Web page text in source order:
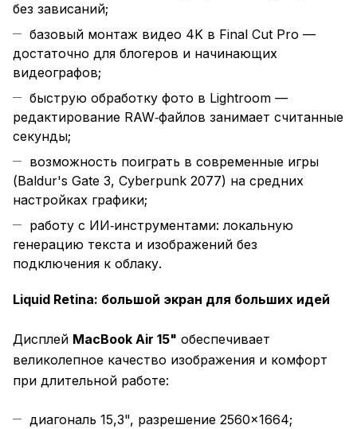
без зависаний;
базовый монтаж видео 4K в Final Cut Pro —
достаточно для блогеров и начинающих
видеографов;
быструю обработку фото в Lightroom —
редактирование RAW‑файлов занимает считанные
секунды;
возможность поиграть в современные игры
(Baldur's Gate 3, Cyberpunk 2077) на средних
настройках графики;
работу с ИИ‑инструментами: локальную
генерацию текста и изображений без
подключения к облаку.
Liquid Retina: большой экран для больших идей
Дисплей MacBook Air 15" обеспечивает
великолепное качество изображения и комфорт
при длительной работе:
диагональ 15,3", разрешение 2560×1664;